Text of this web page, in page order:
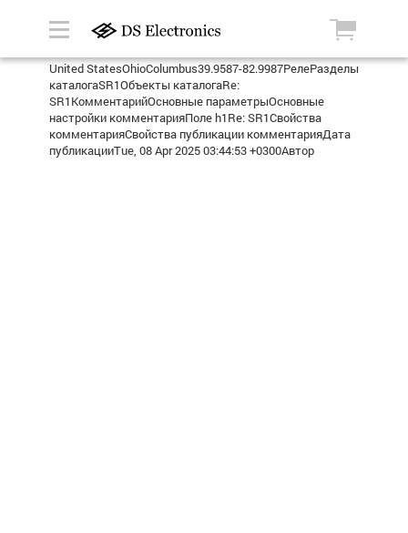
United StatesOhioColumbus39.9587-82.9987РелеРазделы
каталогаSR1Объекты каталогаRe:
SR1КомментарийОсновные параметрыОсновные
настройки комментарияПоле h1Re: SR1Свойства
комментарияСвойства публикации комментарияДата
публикацииTue, 08 Apr 2025 03:44:53 +0300Автор